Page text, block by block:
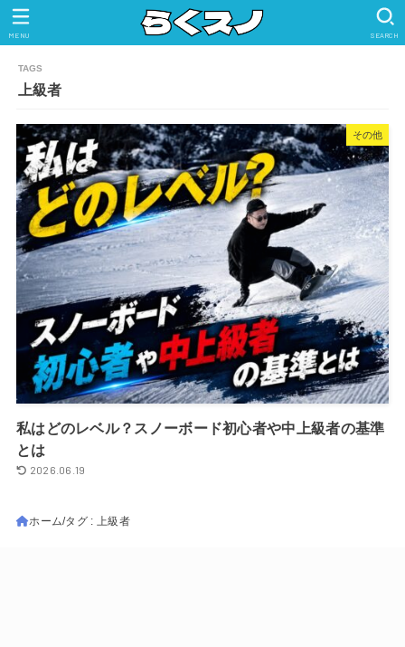
SEARCH
MENU
上級者
その他
私はどのレベル？スノーボード初心者や中上級者の基準
とは
2026.06.19
ホーム タグ : 上級者